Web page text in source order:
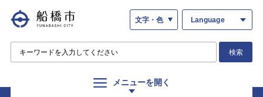
文字・色 Language
検索
メニューを開く